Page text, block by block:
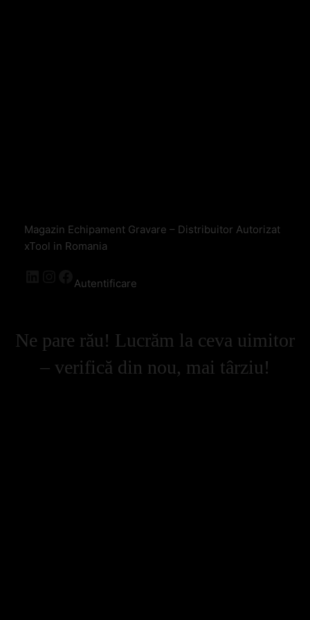
Magazin Echipament Gravare – Distribuitor Autorizat
xTool in Romania
Autentificare
Ne pare rău! Lucrăm la ceva uimitor
– verifică din nou, mai târziu!